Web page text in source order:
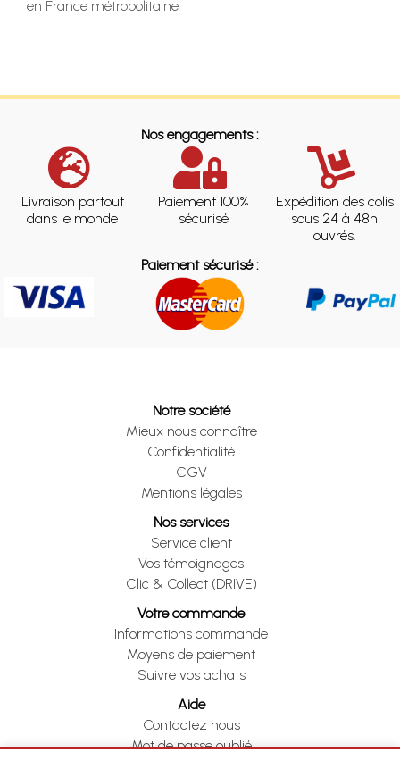
en France métropolitaine
Nos engagements :
Livraison partout
dans le monde
Paiement 100%
sécurisé
Expédition des colis
sous 24 à 48h
ouvrés.
Paiement sécurisé :
Notre société
Mieux nous connaître
Confidentialité
CGV
Mentions légales
Nos services
Service client
Vos témoignages
Clic & Collect (DRIVE)
Votre commande
Informations commande
Moyens de paiement
Suivre vos achats
Aide
Contactez nous
Mot de passe oublié